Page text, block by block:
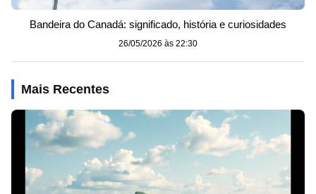
Bandeira do Canadá: significado, história e curiosidades
26/05/2026 às 22:30
Mais Recentes